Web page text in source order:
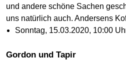
und andere schöne Sachen
uns natürlich auch. Andersens
Sonntag, 15.03.2020, 10:00
Gordon und Tapir